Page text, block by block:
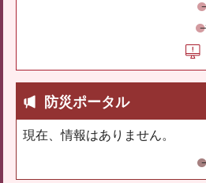
防災ポータル
現在、情報はありません。